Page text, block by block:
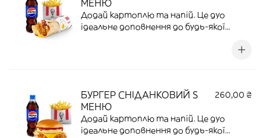
МЕНЮ
Додай картоплю та напій. Це дуо
ідеальне доповнення до будь-якої
БУРГЕР СНІДАНКОВИЙ S
МЕНЮ
260,00 ₴
Додай картоплю та напій. Це дуо
ідеальне доповнення до будь-якої